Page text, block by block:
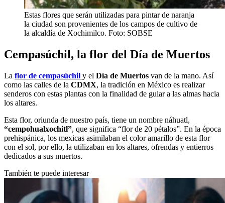
Estas flores que serán utilizadas para pintar de naranja
la ciudad son provenientes de los campos de cultivo de
la alcaldía de Xochimilco. Foto: SOBSE
Cempasúchil, la flor del Día de Muertos
La flor de cempasúchil y el Día de Muertos van de la mano. Así
como las calles de la CDMX, la tradición en México es realizar
senderos con estas plantas con la finalidad de guiar a las almas hacia
los altares.
Esta flor, oriunda de nuestro país, tiene un nombre náhuatl,
“cempohualxochitl”, que significa “flor de 20 pétalos”. En la época
prehispánica, los mexicas asimilaban el color amarillo de esta flor
con el sol, por ello, la utilizaban en los altares, ofrendas y entierros
dedicados a sus muertos.
También te puede interesar